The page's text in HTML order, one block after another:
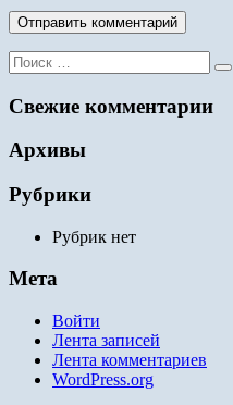
Поиск
для:
Свежие комментарии
Архивы
Рубрики
Рубрик нет
Мета
Войти
Лента записей
Лента комментариев
WordPress.org